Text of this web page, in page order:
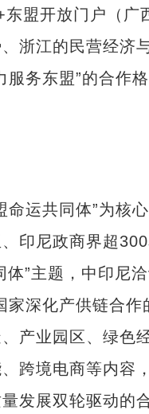
盟开放门户（广
浙江的民营经济
务东盟”的合作格
共同体”为核心
印尼政商界超
”主题，中印尼
家深化产供链合
产业园区、绿色
跨境电商等内容
发展双轮驱动的